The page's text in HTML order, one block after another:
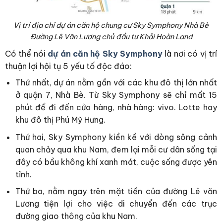
Vị trí địa chỉ dự án căn hộ chung cư Sky Symphony Nhà Bè
Đường Lê Văn Lương chủ đầu tư Khải Hoàn Land
Có thể nói dự án căn hộ Sky Symphony là nơi có vị trí
thuận lợi hội tụ 5 yếu tố độc đáo:
Thứ nhất, dự án nằm gần với các khu đô thị lớn nhất
ở quận 7, Nhà Bè. Từ Sky Symphony sẽ chỉ mất 15
phút để đi đến cửa hàng, nhà hàng: vivo. Lotte hay
khu đô thị Phú Mỹ Hưng.
Thứ hai, Sky Symphony kiền kề với dòng sông cảnh
quan chảy qua khu Nam, đem lại mỗi cư dân sống tại
đây có bầu không khí xanh mát, cuộc sống được yên
tĩnh.
Thứ ba, nằm ngay trên mặt tiền của đường Lê văn
Lương tiện lợi cho việc di chuyển đến các trục
đường giao thông của khu Nam.